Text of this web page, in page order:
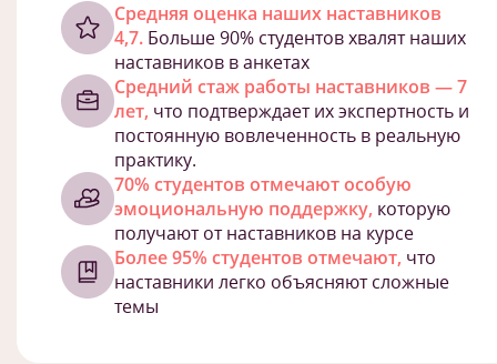
Cредняя оценка наших наставников
4,7. Больше 90% студентов хвалят наших
наставников в анкетах
Средний стаж работы наставников — 7
лет, что подтверждает их экспертность и
постоянную вовлеченность в реальную
практику.
70% студентов отмечают особую
эмоциональную поддержку, которую
получают от наставников на курсе
Более 95% студентов отмечают, что
наставники легко объясняют сложные
темы